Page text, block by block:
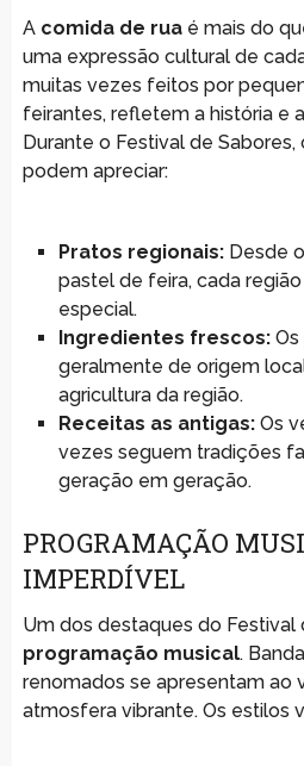
A comida de ruaé mais do
uma expressão cultural de
muitas vezes feitos por
feirantes, refletem a história e
Durante o Festival de Sabores,
podem apreciar:
Pratos regionais:Desde
pastel de feira, cada
especial.
Ingredientes frescos:Os
geralmente de origem
agricultura da região.
Receitas as antigas:Os
vezes seguem tradições
geração em geração.
PROGRAMAÇÃO
IMPERDÍVEL
Um dos destaques do Festival
programação musical.
renomados se apresentam ao
atmosfera vibrante. Os estilos